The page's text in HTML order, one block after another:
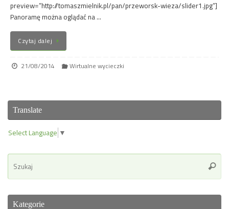
preview=”http://tomaszmielnik.pl/pan/przeworsk-wieza/slider1.jpg”]
Panoramę można oglądać na …
Czytaj dalej
21/08/2014 Wirtualne wycieczki
Translate
Select Language ▼
Kategorie